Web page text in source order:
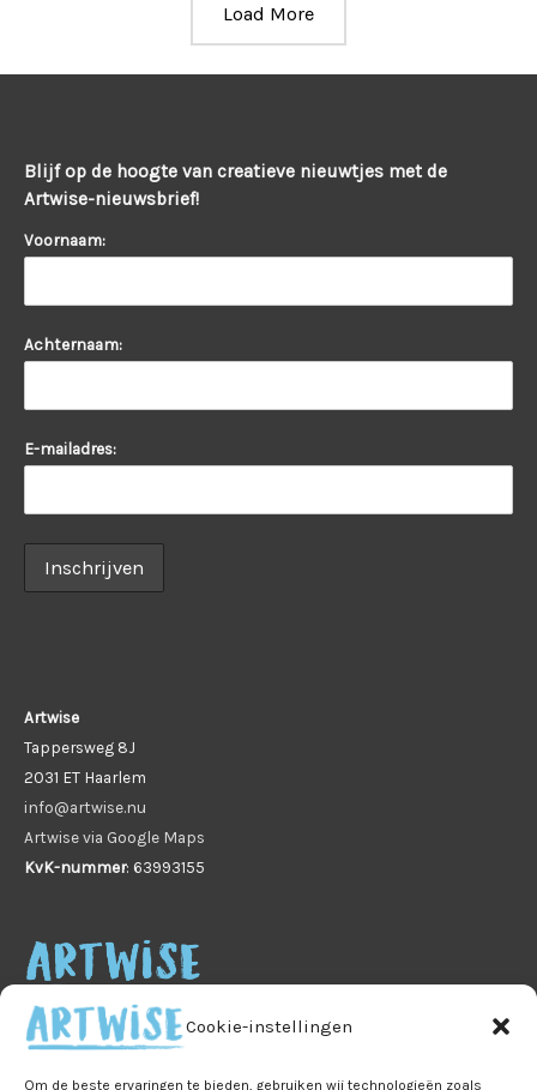
Cookie-instellingen
Om de beste ervaringen te bieden, gebruiken wij technologieën zoals
Load More
Blijf op de hoogte van creatieve nieuwtjes met de
Artwise-nieuwsbrief!
Voornaam:
Achternaam:
E-mailadres:
Artwise
Tappersweg 8J
2031 ET Haarlem
info@artwise.nu
Artwise via Google Maps
KvK-nummer: 63993155